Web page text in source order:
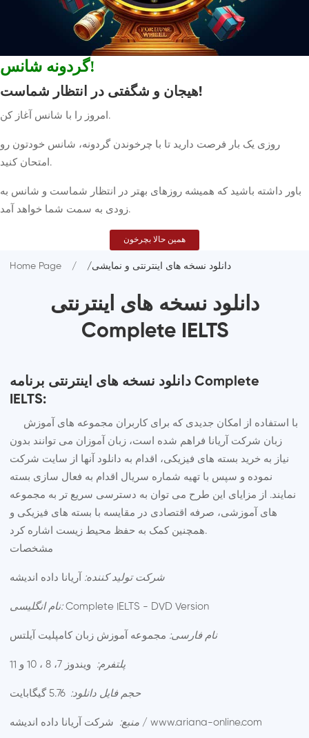
گردونه شانس!
هیجان و شگفتی در انتظار شماست!
امروز را با شانس آغاز کن.
روزی یک بار فرصت دارید تا با چرخوندن گردونه، شانس خودتون رو
امتحان کنید.
باور داشته باشید که همیشه روزهای بهتر در انتظار شماست و شانس به
زودی به سمت شما خواهد آمد.
همین حالا بچرخون
دانلود نسخه های اینترنتی
Complete IELTS
Home Page /دانلود نسخه های اینترنتی و نمایشی
دانلود نسخه های اینترنتی برنامه Complete
IELTS:
با استفاده از امکان جدیدی که برای کاربران مجموعه های آموزش
زبان شرکت آریانا فراهم شده است، زبان آموزان می توانند بدون
نیاز به خرید بسته های فیزیکی، اقدام به دانلود آنها از سایت شرکت
نموده و سپس با تهیه شماره سریال اقدام به فعال سازی بسته
نمایند. از مزایای این طرح می توان به دسترسی سریع تر به مجموعه
های آموزشی، صرفه اقتصادی در مقایسه با بسته های فیزیکی و
همچنین کمک به حفظ محیط زیست اشاره کرد.
مشخصات
شرکت تولید کننده: آریانا داده اندیشه
نام انگلیسی:Complete IELTS - DVD Version
نام فارسی: مجموعه آموزش زبان کامپلیت آیلتس
پلتفرم: ویندوز 7، 8 ، 10 و 11
حجم فایل دانلود: 5.76 گیگابایت
منبع: شرکت آریانا داده اندیشه / www.ariana-online.com